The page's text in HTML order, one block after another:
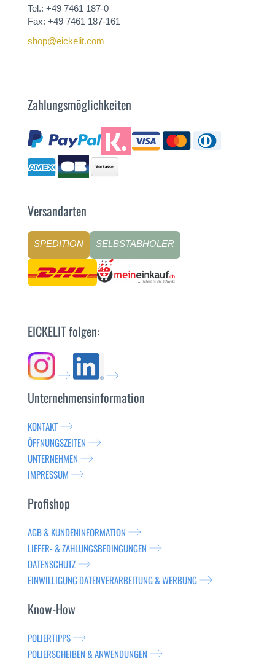
Tel.: +49 7461 187-0
Fax: +49 7461 187-161
shop@eickelit.com
Zahlungsmöglichkeiten
Versandarten
SPEDITION SELBSTABHOLER
EICKELIT folgen:
Unternehmensinformation
KONTAKT
ÖFFNUNGSZEITEN
UNTERNEHMEN
IMPRESSUM
Profishop
AGB & KUNDENINFORMATION
LIEFER- & ZAHLUNGSBEDINGUNGEN
DATENSCHUTZ
EINWILLIGUNG DATENVERARBEITUNG & WERBUNG
Know-How
POLIERTIPPS
POLIERSCHEIBEN & ANWENDUNGEN